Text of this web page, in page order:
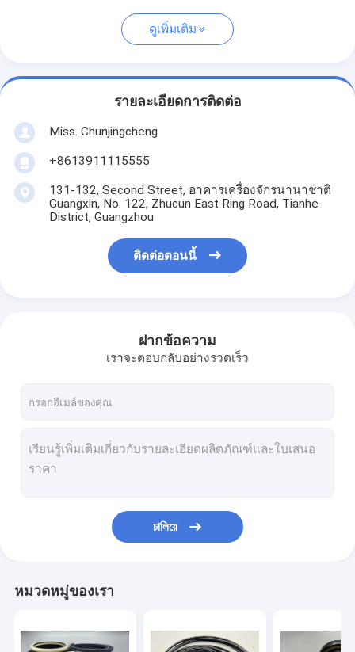
ดูเพิ่มเติม
รายละเอียดการติดต่อ
Miss. Chunjingcheng
+8613911115555
131-132, Second Street, อาคารเครื่องจักรนานาชาติ
Guangxin, No. 122, Zhucun East Ring Road, Tianhe
District, Guangzhou
ติดต่อตอนนี้
ฝากข้อความ
เราจะตอบกลับอย่างรวดเร็ว
চালিয়ে
หมวดหมู่ของเรา